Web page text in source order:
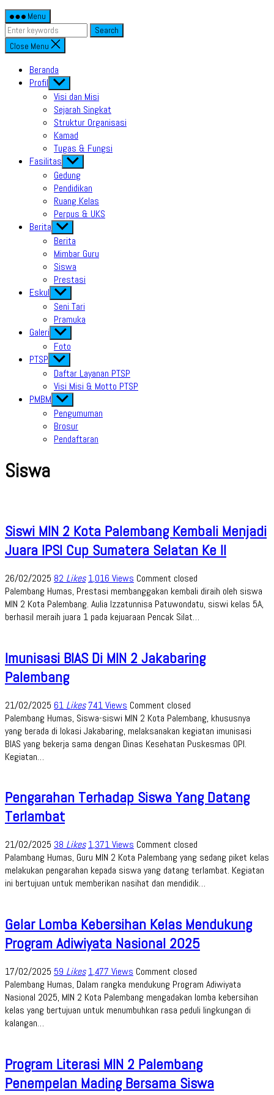
Menu
Search
Close Menu
Beranda
Profil Show
sub
menu
Visi dan Misi
Sejarah Singkat
Struktur Organisasi
Kamad
Tugas & Fungsi
Fasilitas Show
sub
menu
Gedung
Pendidikan
Ruang Kelas
Perpus & UKS
Berita Show
sub
menu
Berita
Mimbar Guru
Siswa
Prestasi
Eskul Show
sub
menu
Seni Tari
Pramuka
Galeri Show
sub
menu
Foto
PTSP Show
sub
menu
Daftar Layanan PTSP
Visi Misi & Motto PTSP
PMBM Show
sub
menu
Pengumuman
Brosur
Pendaftaran
Siswa
Siswi MIN 2 Kota Palembang Kembali Menjadi
Juara IPSI Cup Sumatera Selatan Ke II
26/02/2025 82 Likes 1,016 Views Comment closed
Palembang Humas, Prestasi membanggakan kembali diraih oleh siswa
MIN 2 Kota Palembang. Aulia Izzatunnisa Patuwondatu, siswi kelas 5A,
berhasil meraih juara 1 pada kejuaraan Pencak Silat…
Imunisasi BIAS Di MIN 2 Jakabaring
Palembang
21/02/2025 61 Likes 741 Views Comment closed
Palembang Humas, Siswa-siswi MIN 2 Kota Palembang, khususnya
yang berada di lokasi Jakabaring, melaksanakan kegiatan imunisasi
BIAS yang bekerja sama dengan Dinas Kesehatan Puskesmas OPI.
Kegiatan…
Pengarahan Terhadap Siswa Yang Datang
Terlambat
21/02/2025 38 Likes 1,371 Views Comment closed
Palambang Humas, Guru MIN 2 Kota Palembang yang sedang piket kelas
melakukan pengarahan kepada siswa yang datang terlambat. Kegiatan
ini bertujuan untuk memberikan nasihat dan mendidik…
Gelar Lomba Kebersihan Kelas Mendukung
Program Adiwiyata Nasional 2025
17/02/2025 59 Likes 1,477 Views Comment closed
Palembang Humas, Dalam rangka mendukung Program Adiwiyata
Nasional 2025, MIN 2 Kota Palembang mengadakan lomba kebersihan
kelas yang bertujuan untuk menumbuhkan rasa peduli lingkungan di
kalangan…
Program Literasi MIN 2 Palembang
Penempelan Mading Bersama Siswa